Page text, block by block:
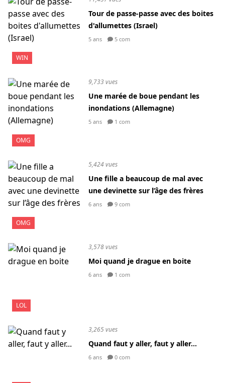
WIN
Tour de passe-passe avec des boites
d'allumettes (Israel)
5 ans 5 com
OMG
9,733 vues
Une marée de boue pendant les
inondations (Allemagne)
5 ans 1 com
OMG
5,424 vues
Une fille a beaucoup de mal avec
une devinette sur l’âge des frères
6 ans 9 com
LOL
3,578 vues
Moi quand je drague en boite
6 ans 1 com
3,265 vues
Quand faut y aller, faut y aller...
6 ans 0 com